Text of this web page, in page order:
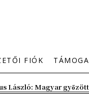
FIÓK
László: Magyar